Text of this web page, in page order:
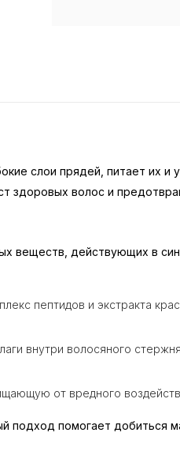
слои прядей, питает их и
здоровых волос и
веществ, действующих в
пептидов и экстракта
внутри волосяного
от вредного
подход помогает добиться